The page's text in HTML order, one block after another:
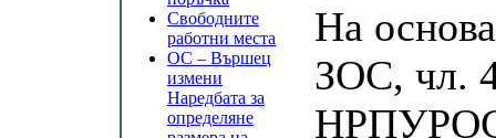
Свободните
работни места
ОС – Вършец
измени
Наредбата за
определяне
На
ЗОС, чл.
НРПУРОС